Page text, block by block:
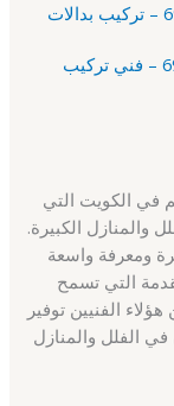
فني انتركم وبدالات أبو فطيرة69006727 – فني تركيب
في الكويت التي
والمنازل الكبيرة.
ومعرفة واسعة
التي تسمح
الفنيين توفير
الفلل والمنازل